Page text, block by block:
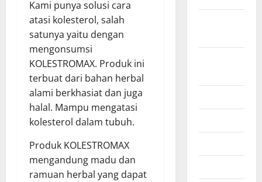
Kami punya solusi cara
atasi kolesterol, salah
satunya yaitu dengan
mengonsumsi
KOLESTROMAX. Produk ini
terbuat dari bahan herbal
alami berkhasiat dan juga
halal. Mampu mengatasi
kolesterol dalam tubuh.
Produk KOLESTROMAX
mengandung madu dan
ramuan herbal yang dapat